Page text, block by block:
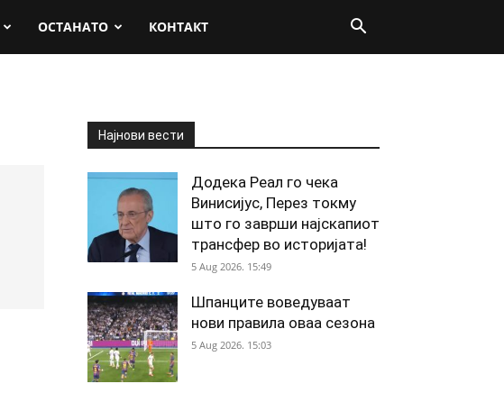
ОСТАНАТО КОНТАКТ
Најнови вести
Додека Реал го чека
Винисијус, Перез токму
што го заврши најскапиот
трансфер во историјата!
5 Aug 2026. 15:49
Шпанците воведуваат
нови правила оваа сезона
5 Aug 2026. 15:03